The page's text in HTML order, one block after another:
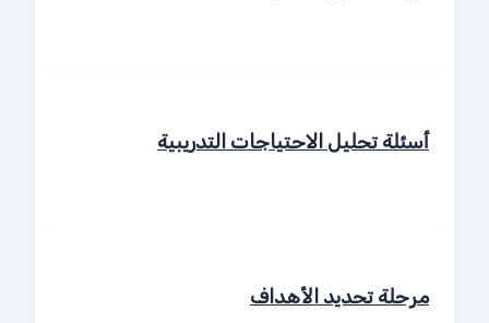
أسئلة تحليل الاحتياجات التدريبية
مرحلة تحديد الأهداف